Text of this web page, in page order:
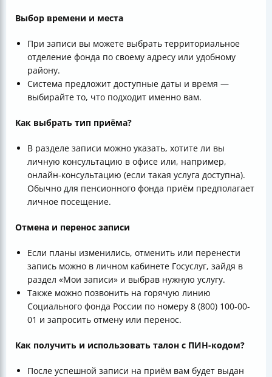
Выбор времени и места
При записи вы можете выбрать территориальное
отделение фонда по своему адресу или удобному
району.
Система предложит доступные даты и время —
выбирайте то, что подходит именно вам.
Как выбрать тип приёма?
В разделе записи можно указать, хотите ли вы
личную консультацию в офисе или, например,
онлайн-консультацию (если такая услуга доступна).
Обычно для пенсионного фонда приём предполагает
личное посещение.
Отмена и перенос записи
Если планы изменились, отменить или перенести
запись можно в личном кабинете Госуслуг, зайдя в
раздел «Мои записи» и выбрав нужную услугу.
Также можно позвонить на горячую линию
Социального фонда России по номеру 8 (800) 100-00-
01 и запросить отмену или перенос.
Как получить и использовать талон с ПИН-кодом?
После успешной записи на приём вам будет выдан